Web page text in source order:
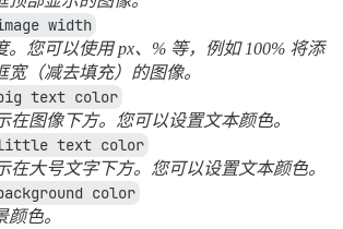
width
。您可以使用 px、% 等，例如 100% 将添
宽（减去填充）的图像。
text color
在图像下方。您可以设置文本颜色。
little text color
在大号文字下方。您可以设置文本颜色。
color
色。